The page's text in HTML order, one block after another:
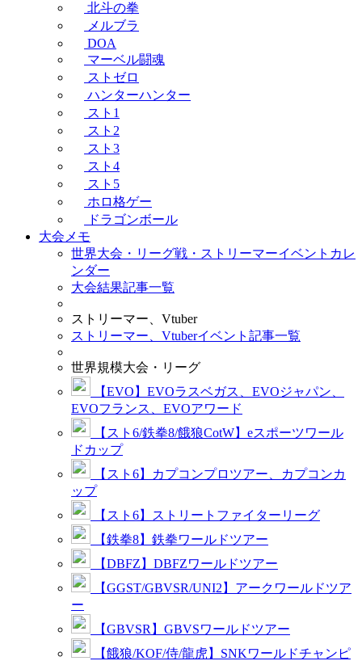
北斗の拳
メルブラ
DOA
マーベル闘魂
ストゼロ
ハンターハンター
スト1
スト2
スト3
スト4
スト5
ホロ格ゲー
ドラゴンボール
大会メモ
世界大会・リーグ戦・ストリーマーイベントカレ
ンダー
大会結果記事一覧
ストリーマー、Vtuber
ストリーマー、Vtuberイベント記事一覧
世界規模大会・リーグ
【EVO】EVOラスベガス、EVOジャパン、
EVOフランス、EVOアワード
【スト6/鉄拳8/餓狼CotW】eスポーツワール
ドカップ
【スト6】カプコンプロツアー、カプコンカ
ップ
【スト6】ストリートファイターリーグ
【鉄拳8】鉄拳ワールドツアー
【DBFZ】DBFZワールドツアー
【GGST/GBVSR/UNI2】アークワールドツア
ー
【GBVSR】GBVSワールドツアー
【餓狼/KOF/侍/龍虎】SNKワールドチャンピ